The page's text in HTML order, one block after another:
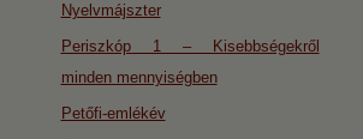
Nyelvmájszter
Periszkóp 1 – Kisebbségekről
minden mennyiségben
Petőfi-emlékév